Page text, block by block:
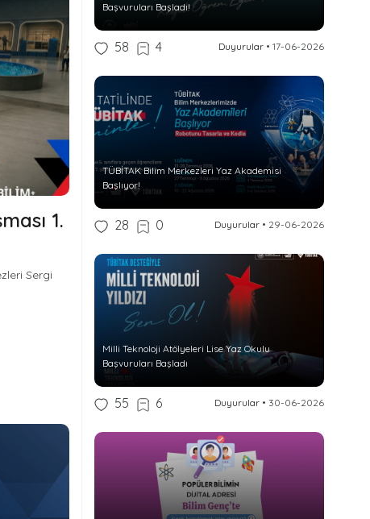
1.
Sergi
Başvuruları Başladı!
58 4 Duyurular• 17-06-2026
TÜBİTAK Bilim Merkezleri Yaz Akademisi
Başlıyor!
28 0 Duyurular• 29-06-2026
Milli Teknoloji Atölyeleri Lise Yaz Okulu
Başvuruları Başladı
55 6 Duyurular• 30-06-2026